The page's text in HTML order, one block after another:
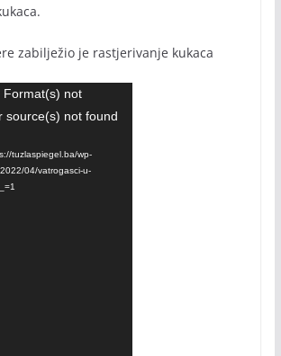
zabilježio je rastjerivanje kukaca
Format(s) not
source(s) not found
tuzlaspiegel.ba/wp-
04/vatrogasci-u-